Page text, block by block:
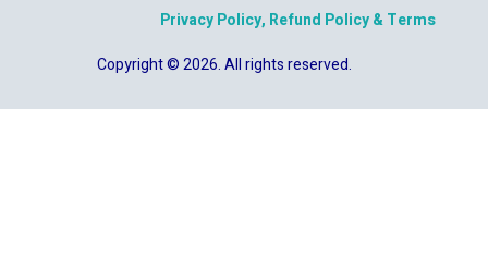
Privacy Policy, Refund Policy & Terms
Copyright © 2026. All rights reserved.